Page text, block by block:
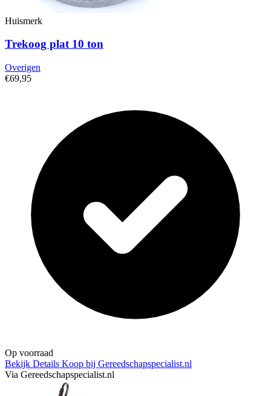
Huismerk
Trekoog plat 10 ton
Overigen
€69,95
Op voorraad
Bekijk Details Koop bij Gereedschapspecialist.nl
Via Gereedschapspecialist.nl